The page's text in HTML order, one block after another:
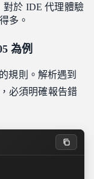
對於 IDE 代理體驗
多。
為例
規則。解析遇到
必須明確報告錯